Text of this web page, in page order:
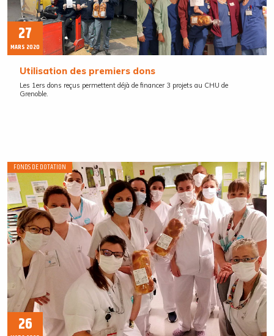
27
MARS 2020
Utilisation des premiers dons
Les 1ers dons reçus permettent déjà de financer 3 projets au CHU de
Grenoble.
FONDS DE DOTATION
26